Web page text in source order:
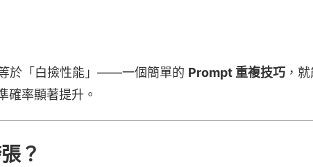
於「白撿性能」——一個簡單的 Prompt 重複技巧 ，
確率顯著提升。
？